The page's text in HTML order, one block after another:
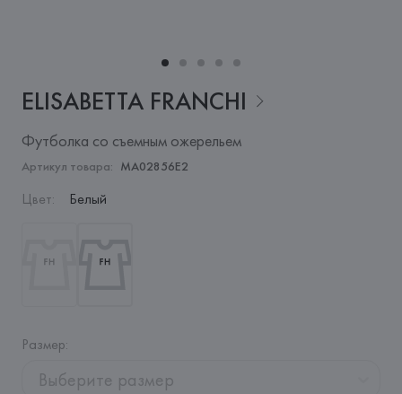
ELISABETTA FRANCHI
Футболка со съемным ожерельем
Артикул товара: MA02856E2
Цвет: Белый
Размер:
Выберите размер